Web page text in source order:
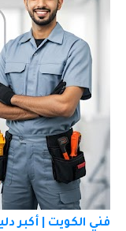
فني الكويت | أكبر